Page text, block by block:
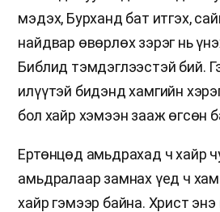
мэдэх, Бурханд бат итгэх,
найдвар өвөрлөх зэрэг нь
Библид тэмдэглээстэй бий.
илүүтэй бидэнд хамгийн
бол хайр хэмээн зааж өгсөн
Ертөнцөд амьдрахад ч хайр
амьдралаар замнах үед ч
хайр гэмээр байна. Христ энэ